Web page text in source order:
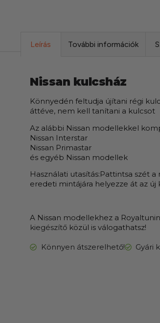
Leírás További információk
Nissan kulcsház
Könnyedén feltudja újítani régi
áttéve, nem kell tanítani a kulcsot
Az alábbi Nissan modellekkel
Nissan Interstar
Nissan Primastar
és egyéb Nissan modellek
Használati utasítás:Pattintsa szét
eredeti mintájára helyezze át az új
A Nissan modellekhez a
kiegészítő közül is válogathatsz!
Könnyen átszerelhető! Gyári